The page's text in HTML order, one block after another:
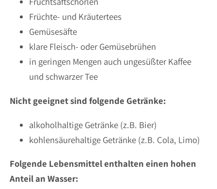
Früchte- und Kräutertees
Gemüsesäfte
klare Fleisch- oder Gemüsebrühen
in geringen Mengen auch ungesüßter Kaffee
und schwarzer Tee
Nicht geeignet sind folgende Getränke:
alkoholhaltige Getränke (z.B. Bier)
kohlensäurehaltige Getränke (z.B. Cola, Limo)
Folgende Lebensmittel enthalten einen hohen
Anteil an Wasser: